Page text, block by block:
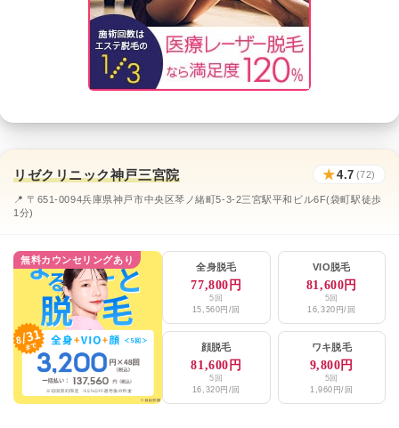
リゼクリニック神戸三宮院 ★4.7 (72)
📍 〒651-0094兵庫県神戸市中央区琴ノ緒町5-3-2三宮駅平和ビル6F(袋町駅徒歩
1分)
無料カウンセリングあり
全身脱毛
77,800円
5回
15,560円/回
VIO脱毛
81,600円
5回
16,320円/回
顔脱毛
81,600円
5回
16,320円/回
ワキ脱毛
9,800円
5回
1,960円/回